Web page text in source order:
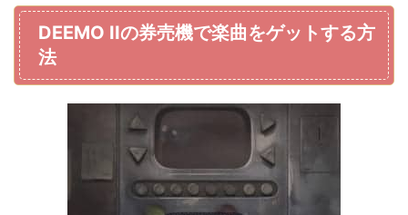
DEEMO IIの券売機で楽曲をゲットする方
法